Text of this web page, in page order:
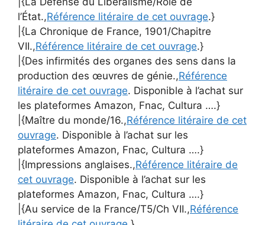
l’État.,Référence litéraire de cet ouvrage.}
|{La Chronique de France, 1901/Chapitre
VII.,Référence litéraire de cet ouvrage.}
|{Des infirmités des organes des sens dans la
production des œuvres de génie.,Référence
litéraire de cet ouvrage. Disponible à l’achat sur
les plateformes Amazon, Fnac, Cultura ….}
|{Maître du monde/16.,Référence litéraire de cet
ouvrage. Disponible à l’achat sur les
plateformes Amazon, Fnac, Cultura ….}
|{Impressions anglaises.,Référence litéraire de
cet ouvrage. Disponible à l’achat sur les
plateformes Amazon, Fnac, Cultura ….}
|{Au service de la France/T5/Ch VII.,Référence